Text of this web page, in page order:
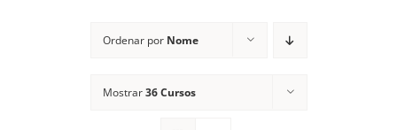
Financiado
Ordenar por Nome
Mostrar36 Cursos